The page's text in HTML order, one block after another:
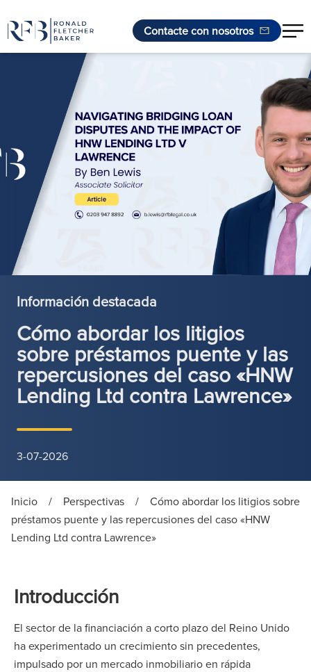
Saltar al contenido
Contacte con nosotros
Información destacada
Cómo abordar los litigios
sobre préstamos puente y las
repercusiones del caso «HNW
Lending Ltd contra Lawrence»
3-07-2026
Inicio / Perspectivas /
Cómo abordar los litigios sobre
préstamos puente y las repercusiones del caso «HNW
Lending Ltd contra Lawrence»
Introducción
El sector de la financiación a corto plazo del Reino Unido
ha experimentado un crecimiento sin precedentes,
impulsado por un mercado inmobiliario en rápida